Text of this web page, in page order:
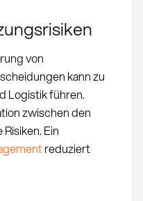
von
kann zu
Logistik führen.
zwischen den
Ein
reduziert